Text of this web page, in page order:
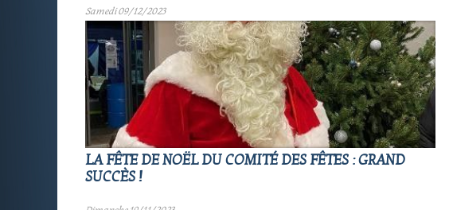
Samedi 09/12/2023
LA FÊTE DE NOËL DU COMITÉ DES FÊTES : GRAND
SUCCÈS !